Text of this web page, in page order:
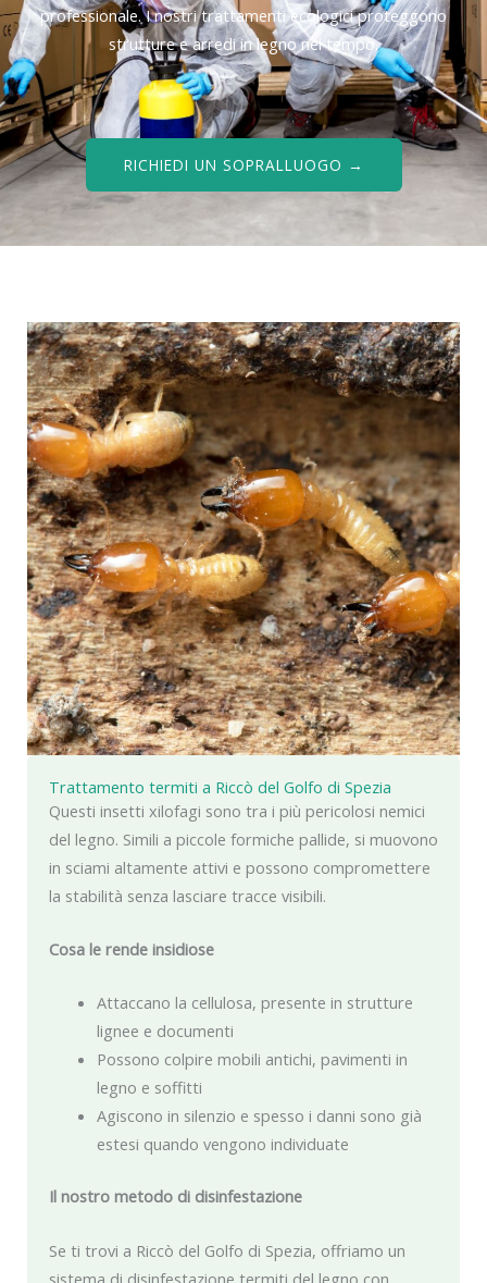
professionale. I nostri trattamenti ecologici proteggono
strutture e arredi in legno nel tempo.
RICHIEDI UN SOPRALLUOGO →
Trattamento termiti a Riccò del Golfo di Spezia
Questi insetti xilofagi sono tra i più pericolosi nemici
del legno. Simili a piccole formiche pallide, si muovono
in sciami altamente attivi e possono compromettere
la stabilità senza lasciare tracce visibili.
Cosa le rende insidiose
Attaccano la cellulosa, presente in strutture
lignee e documenti
Possono colpire mobili antichi, pavimenti in
legno e soffitti
Agiscono in silenzio e spesso i danni sono già
estesi quando vengono individuate
Il nostro metodo di disinfestazione
Se ti trovi a Riccò del Golfo di Spezia, offriamo un
sistema di disinfestazione termiti del legno con